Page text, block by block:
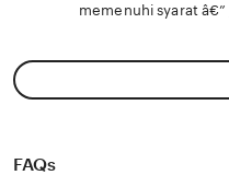
memenuhi syarat â€”
FAQs